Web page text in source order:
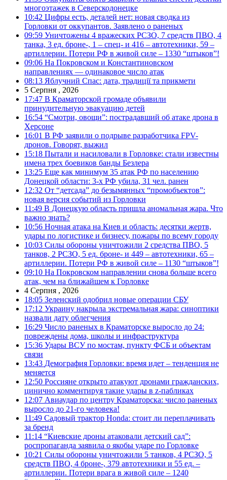
многоэтажек в Северскодонецке
10:42 Цифры есть, деталей нет: новая сводка из
Горловки от оккупантов. Заявлено о раненых
09:59 Уничтожены 4 вражеских РСЗО, 7 средств ПВО, 4
танка, 3 ед. броне-, 1 – спец- и 416 – автотехники, 59 –
артиллерии. Потери РФ в живой силе – 1330 “штыков”!
09:06 На Покровском и Константиновском
направлениях — одинаковое число атак
08:13 Яблучний Спас: дата, традиції та прикмети
5 Серпня , 2026
17:47 В Краматорской громаде объявили
принудительную эвакуацию детей
16:54 “Смотри, овощи”: пострадавший об атаке дрона в
Херсоне
16:01 В РФ заявили о подрыве разработчика FPV-
дронов. Говорят, выжил
15:18 Пытали и насиловали в Горловке: стали известны
имена трех боевиков банды Безлера
13:25 Еще как минимум 35 атак РФ по населению
Донецкой области: 3-х РФ убила, 31 чел. ранен
12:32 От “детсада” до безымянных “промобъектов”:
новая версия событий из Горловки
11:49 В Донецкую область пришла аномальная жара. Что
важно знать?
10:56 Ночная атака на Киев и область: десятки жертв,
удары по логистике и бизнесу, пожары по всему городу
10:03 Силы обороны уничтожили 2 средства ПВО, 5
танков, 2 РСЗО, 5 ед. броне- и 449 – автотехники, 65 –
артиллерии. Потери РФ в живой силе – 1130 “штыков”!
09:10 На Покровском направлении снова больше всего
атак, чем на ближайшем к Горловке
4 Серпня , 2026
18:05 Зеленский одобрил новые операции СБУ
17:12 Украину накрыла экстремальная жара: синоптики
назвали дату облегчения
16:29 Число раненых в Краматорске выросло до 24:
повреждены дома, школы и инфраструктура
15:36 Удары ВСУ по мостам, пункту ФСБ и объектам
связи
13:43 Демография Горловки: время идет – тенденция не
меняется
12:50 Россияне открыто атакуют дронами гражданских,
цинично комментируя такие удары в z-пабликах
12:07 Авиаудар по центру Краматорска: число раненых
выросло до 21-го человека!
11:49 Садовый трактор Honda: стоит ли переплачивать
за бренд
11:14 “Киевские дроны атаковали детский сад”:
роспропаганда заявила о якобы ударе по Горловке
10:21 Силы обороны уничтожили 5 танков, 4 РСЗО, 5
средств ПВО, 4 броне-, 379 автотехники и 55 ед. –
артиллерии. Потери врага в живой силе – 1240